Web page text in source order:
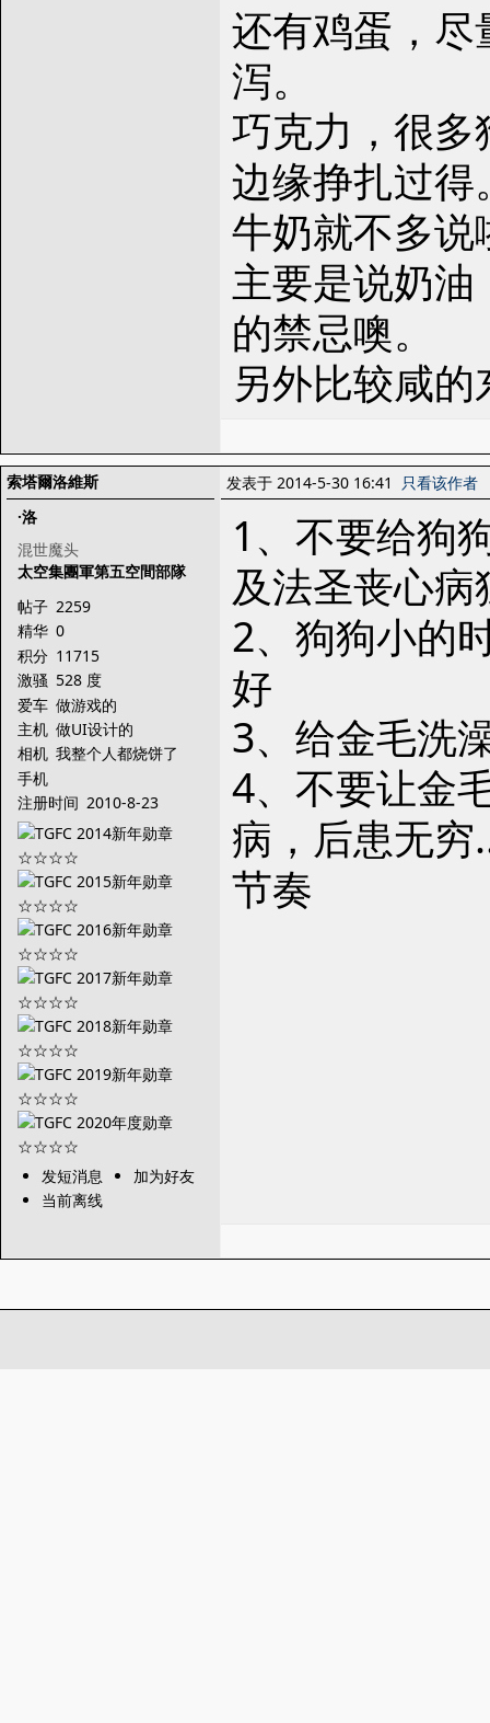
还有鸡蛋，
泻。
巧克力，很
边缘挣扎过得
牛奶就不多
主要是说奶
的禁忌噢。
另外比较咸
索塔爾洛維斯
·洛
混世魔头
太空集團軍第五空間部隊
帖子 2259
精华 0
积分 11715
激骚 528 度
爱车 做游戏的
主机 做UI设计的
相机 我整个人都烧饼了
手机
注册时间 2010-8-23
发短消息
加为好友
当前离线
发表于 2014-5-30 16:41 只看该作者
1、不要给狗
及法圣丧心
2、狗狗小的
好
3、给金毛洗
4、不要让金
病，后患无
节奏